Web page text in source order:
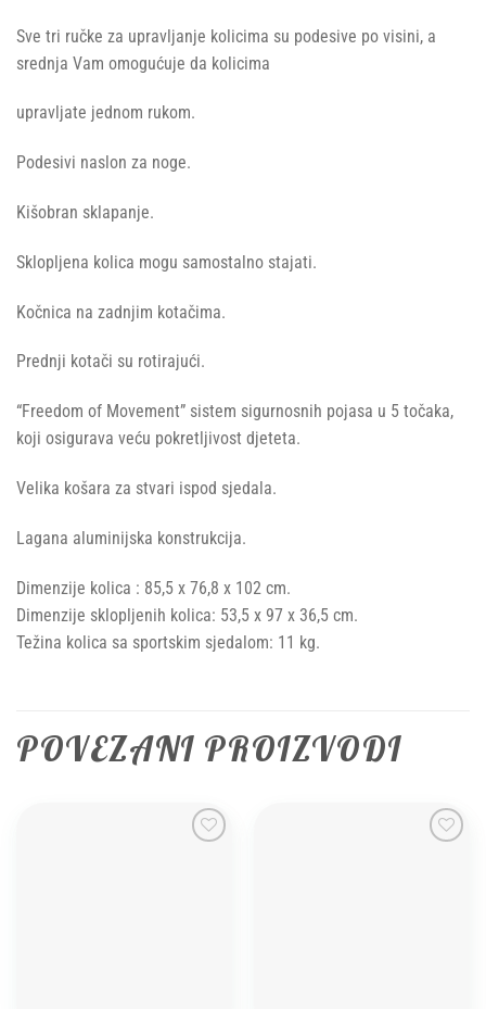
Sve tri ručke za upravljanje kolicima su podesive po visini, a
srednja Vam omogućuje da kolicima
upravljate jednom rukom.
Podesivi naslon za noge.
Kišobran sklapanje.
Sklopljena kolica mogu samostalno stajati.
Kočnica na zadnjim kotačima.
Prednji kotači su rotirajući.
“Freedom of Movement” sistem sigurnosnih pojasa u 5 točaka,
koji osigurava veću pokretljivost djeteta.
Velika košara za stvari ispod sjedala.
Lagana aluminijska konstrukcija.
Dimenzije kolica : 85,5 x 76,8 x 102 cm.
Dimenzije sklopljenih kolica: 53,5 x 97 x 36,5 cm.
Težina kolica sa sportskim sjedalom: 11 kg.
POVEZANI PROIZVODI